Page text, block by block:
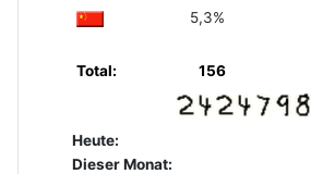
5,3%
Total: 156
Heute:
Dieser Monat: